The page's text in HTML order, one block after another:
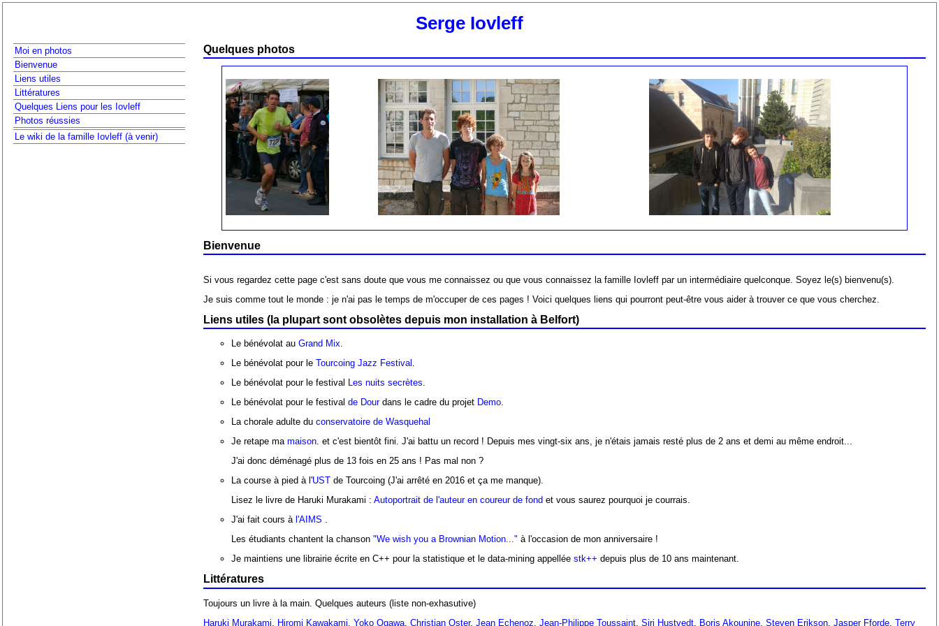
Serge Iovleff
Moi en photos
Bienvenue
Liens utiles
Littératures
Quelques Liens pour les Iovleff
Photos réussies
Le wiki de la famille Iovleff (à venir)
Quelques photos
Bienvenue
Si vous regardez cette page c'est sans doute que vous me connaissez ou que vous connaissez la famille Iovleff par un intermédiaire quelconque. Soyez le(s) bienvenu(s).
Je suis comme tout le monde : je n'ai pas le temps de m'occuper de ces pages ! Voici quelques liens qui pourront peut-être vous aider à trouver ce que vous cherchez.
Liens utiles (la plupart sont obsolètes depuis mon installation à Belfort)
Le bénévolat auGrand Mix.
Le bénévolat pour leTourcoing Jazz Festival .
Le bénévolat pour le festival Les nuits secrètes.
Le bénévolat pour le festivalde Dourdans le cadre du projet Demo.
La chorale adulte duconservatoire de Wasquehal
Je retape mamaison. et c'est bientôt fini. J'ai battu un record ! Depuis mes vingt-six ans, je n'étais jamais resté plus de 2 ans et demi au même endroit...
J'ai donc déménagé plus de 13 fois en 25 ans ! Pas mal non ?
La course à pied à l'UST de Tourcoing (J'ai arrêté en 2016 et ça me manque).
Lisez le livre de Haruki Murakami :Autoportrait de l'auteur en coureur de fondet vous saurez pourquoi je courrais.
J'ai fait cours à l'AIMS .
Les étudiants chantent la chanson"We wish you a Brownian Motion..."à l'occasion de mon anniversaire !
Je maintiens une librairie écrite en C++ pour la statistique et le data-mining appelléestk++depuis plus de 10 ans maintenant.
Littératures
Toujours un livre à la main. Quelques auteurs (liste non-exhasutive)
Haruki Murakami
Hiromi Kawakami ,Yoko Ogawa ,Christian Oster,Jean Echenoz ,Jean-Philippe Toussaint ,Siri Hustvedt Boris Akounine ,Steven Erikson ,Jasper Fforde ,Terry